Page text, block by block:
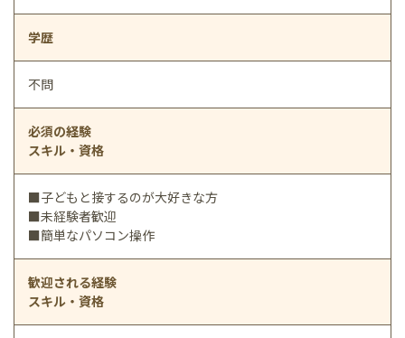
学歴
不問
必須の経験
スキル・資格
■子どもと接するのが大好きな方
■未経験者歓迎
■簡単なパソコン操作
歓迎される経験
スキル・資格